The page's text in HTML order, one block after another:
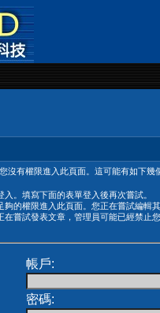
沒有權限進入此頁面。這可能有如下幾
入。填寫下面的表單登入後再次嘗試。
夠的權限進入此頁面。您正在嘗試編輯
在嘗試發表文章，管理員可能已經禁止
帳戶:
密碼: